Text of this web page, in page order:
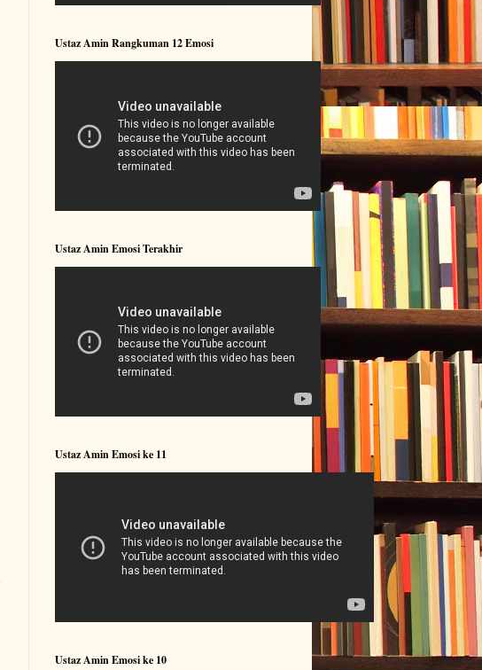
Ustaz Amin Rangkuman 12 Emosi
Ustaz Amin Emosi Terakhir
Ustaz Amin Emosi ke 11
Ustaz Amin Emosi ke 10